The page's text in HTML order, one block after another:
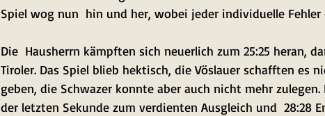
Spiel wog nun  hin und her, wobei jeder individuelle Fehler
Die  Hausherrn kämpften sich neuerlich zum 25:25 heran,
Tiroler. Das Spiel blieb hektisch, die Vöslauer schafften es
geben, die Schwazer konnte aber auch nicht mehr
der letzten Sekunde zum verdienten Ausgleich und  28:28